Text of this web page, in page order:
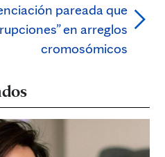
pareada que
en arreglos
cromosómicos